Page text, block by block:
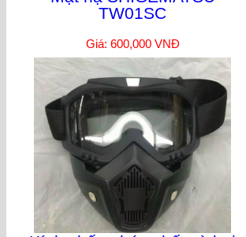
TW01SC
Giá: 600,000 VNĐ